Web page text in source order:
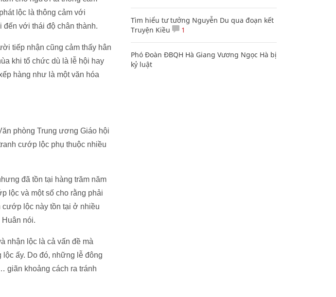
lộc là thông cảm với
với thái độ chân thành.
tiếp nhận cũng cảm thấy hân
khi tổ chức dù là lễ hội hay
hàng như là một văn hóa
phòng Trung ương Giáo hội
cướp lộc phụ thuộc nhiều
đã tồn tại hàng trăm năm
lộc và một số cho rằng phải
lộc này tồn tại ở nhiều
nói.
nhận lộc là cả vấn đề mà
ấy. Do đó, những lễ đông
giãn khoảng cách ra tránh
Tìm hiểu tư tưởng Nguyễn Du qua đoạn kết
Truyện Kiều
1
Phó Đoàn ĐBQH Hà Giang Vương Ngọc Hà bị
kỷ luật